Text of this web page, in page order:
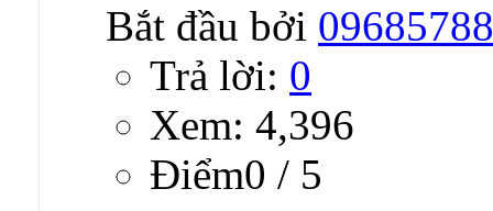
Bắt đầu bởi
Trả lời: 0
Xem: 4,396
Ðiểm0 / 5